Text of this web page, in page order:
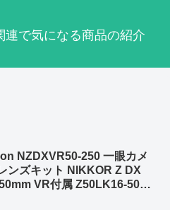
連で気になる商品の紹介
NZDXVR50-250 一眼カメ
ンズキット NIKKOR Z DX
VR付属 Z50LK16-50